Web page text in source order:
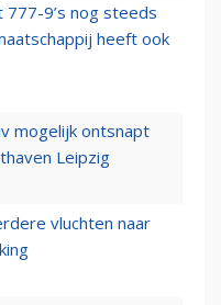
777-9’s nog steeds
heeft ook
mogelijk ontsnapt
Leipzig
vluchten naar